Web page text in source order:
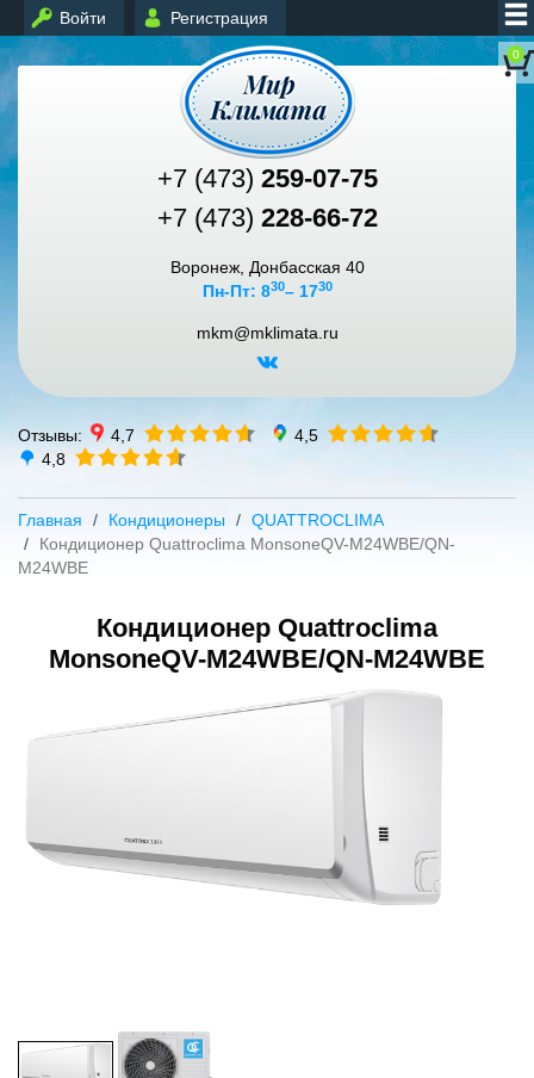
Войти Регистрация
0
+7 (473) 259-07-75
+7 (473) 228-66-72
Воронеж, Донбасская 40
Пн-Пт: 830– 1730
mkm@mklimata.ru
Отзывы: 4,7
4,5
4,8
Главная Кондиционеры
QUATTROCLIMA
Кондиционер Quattroclima MonsoneQV-M24WBE/QN-
M24WBE
Кондиционер Quattroclima
MonsoneQV-M24WBE/QN-M24WBE